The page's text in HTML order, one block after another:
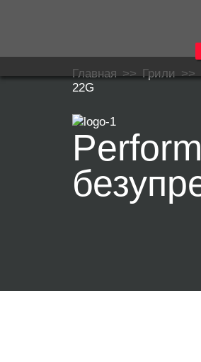
Главная>>Грили>>
22G